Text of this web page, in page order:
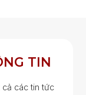
TIN
các tin tức